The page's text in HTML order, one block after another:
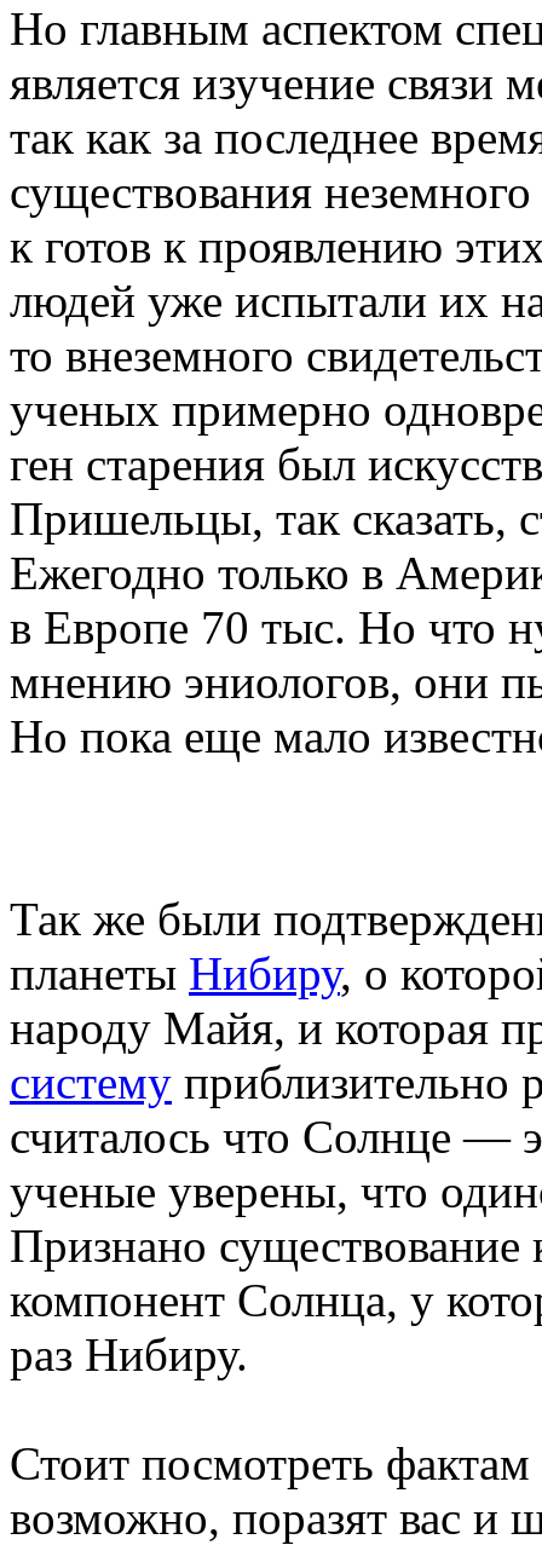
Но главным аспектом
является изучение
так как за последнее
существования
к готов к проявлению
людей уже испытали их
то внеземного
ученых примерно
ген старения был
Пришельцы, так сказать,
Ежегодно только в
в Европе 70 тыс. Но что
мнению эниологов, они
Но пока еще мало
Так же были
планеты Нибиру, о
народу Майя, и которая
систему приблизительно
считалось что Солнце —
ученые уверены, что
Признано
компонент Солнца, у
раз Нибиру.
Стоит посмотреть
возможно, поразят вас и